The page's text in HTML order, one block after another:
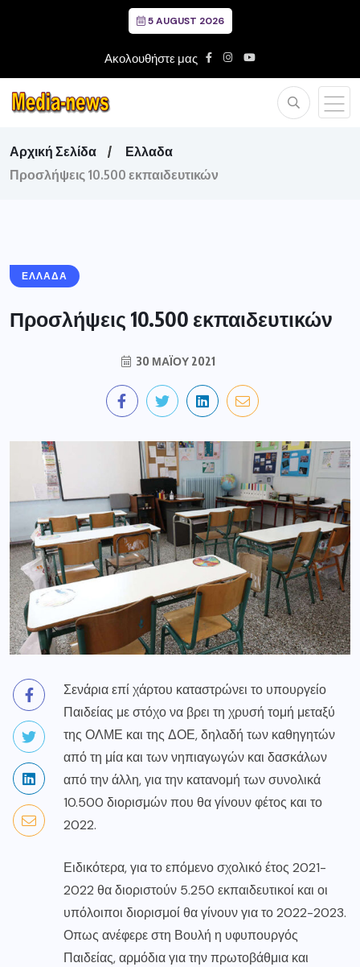
5 AUGUST 2026
Ακολουθήστε μας
Αρχική Σελίδα
Ελλαδα
Προσλήψεις 10.500 εκπαιδευτικών
ΕΛΛΑΔΑ
Προσλήψεις 10.500 εκπαιδευτικών
30 ΜΑΪ́ΟΥ 2021
Σενάρια επί χάρτου καταστρώνει το υπουργείο
Παιδείας με στόχο να βρει τη χρυσή τομή μεταξύ
της ΟΛΜΕ και της ΔΟΕ, δηλαδή των καθηγητών
από τη μία και των νηπιαγωγών και δασκάλων
από την άλλη, για την κατανομή των συνολικά
10.500 διορισμών που θα γίνουν φέτος και το
2022.
Ειδικότερα, για το επόμενο σχολικό έτος 2021-
2022 θα διοριστούν 5.250 εκπαιδευτικοί και οι
υπόλοιποι διορισμοί θα γίνουν για το 2022-2023.
Οπως ανέφερε στη Βουλή η υφυπουργός
Παιδείας, αρμόδια για την πρωτοβάθμια και